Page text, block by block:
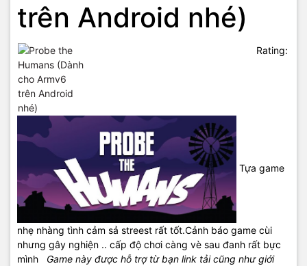
trên Android nhé)
Rating:
Tựa game
nhẹ nhàng tình cảm sả streest rất tốt.Cảnh báo game cùi
nhưng gây nghiện .. cấp độ chơi càng vè sau đanh rất bực
mình Game này được hỗ trợ từ bạn link tải cũng như giới